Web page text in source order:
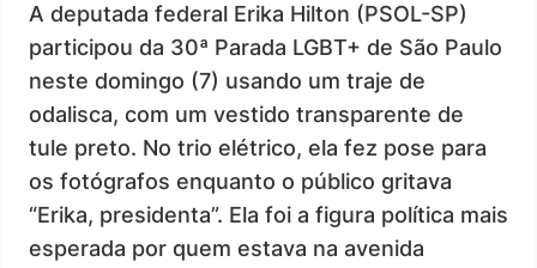
A deputada federal Erika Hilton (PSOL-SP)
participou da 30ª Parada LGBT+ de São Paulo
neste domingo (7) usando um traje de
odalisca, com um vestido transparente de
tule preto. No trio elétrico, ela fez pose para
os fotógrafos enquanto o público gritava
“Erika, presidenta”. Ela foi a figura política mais
esperada por quem estava na avenida